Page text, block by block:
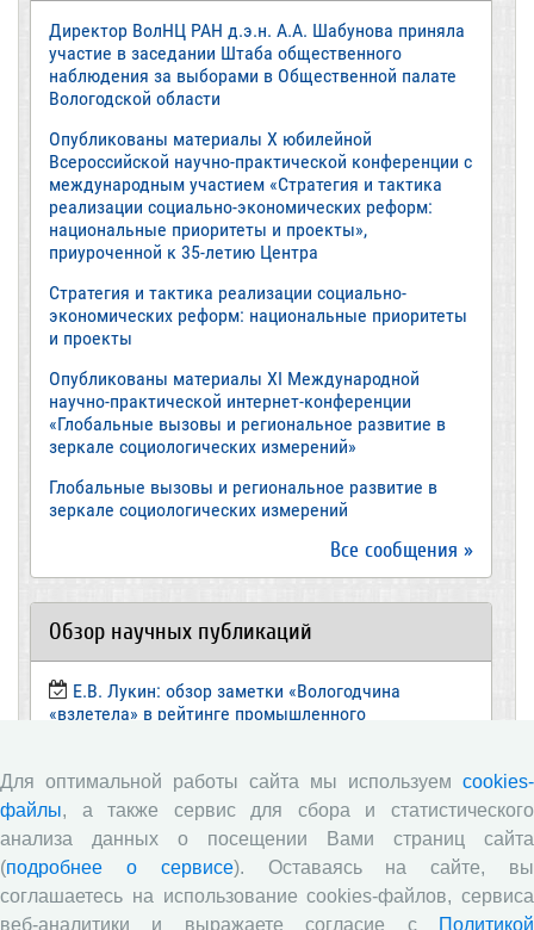
Директор ВолНЦ РАН д.э.н. А.А. Шабунова приняла
участие в заседании Штаба общественного
наблюдения за выборами в Общественной палате
Вологодской области
Опубликованы материалы X юбилейной
Всероссийской научно-практической конференции с
международным участием «Стратегия и тактика
реализации социально-экономических реформ:
национальные приоритеты и проекты»,
приуроченной к 35-летию Центра
Стратегия и тактика реализации социально-
экономических реформ: национальные приоритеты
и проекты
Опубликованы материалы XI Международной
научно-практической интернет-конференции
«Глобальные вызовы и региональное развитие в
зеркале социологических измерений»
Глобальные вызовы и региональное развитие в
зеркале социологических измерений
Все сообщения »
Обзор научных публикаций
Е.В. Лукин: обзор заметки «Вологодчина
«взлетела» в рейтинге промышленного
Экспертное мнение А.И. Поваровой: обзор
статьи «Регионам хватит денег», газета «Известия»,
№88, 2018 г.
В.Н. Барсуков: обзор статьи «Повышение
пенсионного возраста: позитивные эффекты и
Для оптимальной работы сайта мы используем cookies-
файлы, а также сервис для сбора и статистического
анализа данных о посещении Вами страниц сайта
(подробнее о сервисе). Оставаясь на сайте, вы
соглашаетесь на использование cookies-файлов, сервиса
веб-аналитики и выражаете согласие с
Политикой